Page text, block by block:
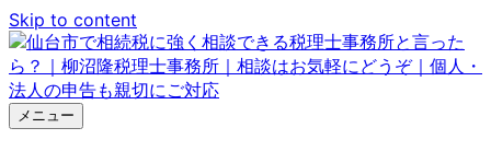
Skip to content
メニュー